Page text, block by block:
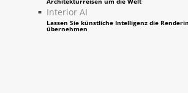
Interior AI
Lassen Sie künstliche Intelligenz die
übernehmen